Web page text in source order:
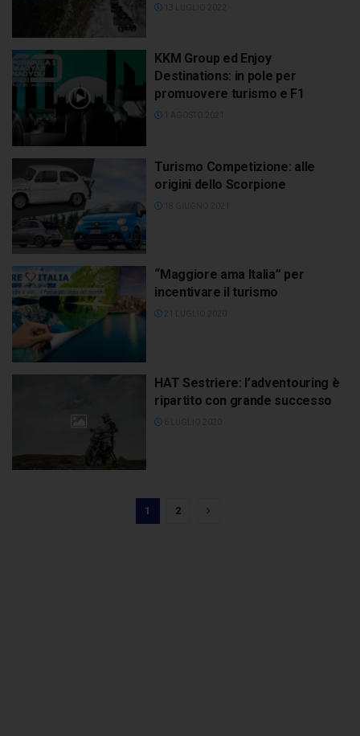
KKM Group ed Enjoy
Destinations: in pole per
promuovere turismo e F1
Turismo Competizione: alle
origini dello Scorpione
“Maggiore ama Italia” per
incentivare il turismo
HAT Sestriere: l’adventouring è
ripartito con grande successo
1 2